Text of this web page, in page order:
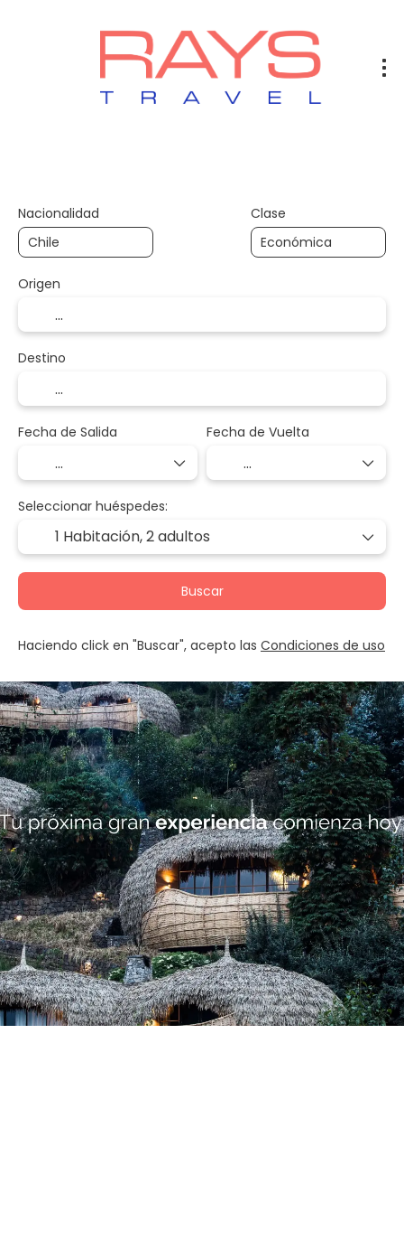
Nacionalidad Clase
Origen
Destino
Fecha de Salida Fecha de Vuelta
Seleccionar huéspedes:
1 Habitación,2 adultos
Buscar
Haciendo click en "Buscar", acepto las Condiciones de uso